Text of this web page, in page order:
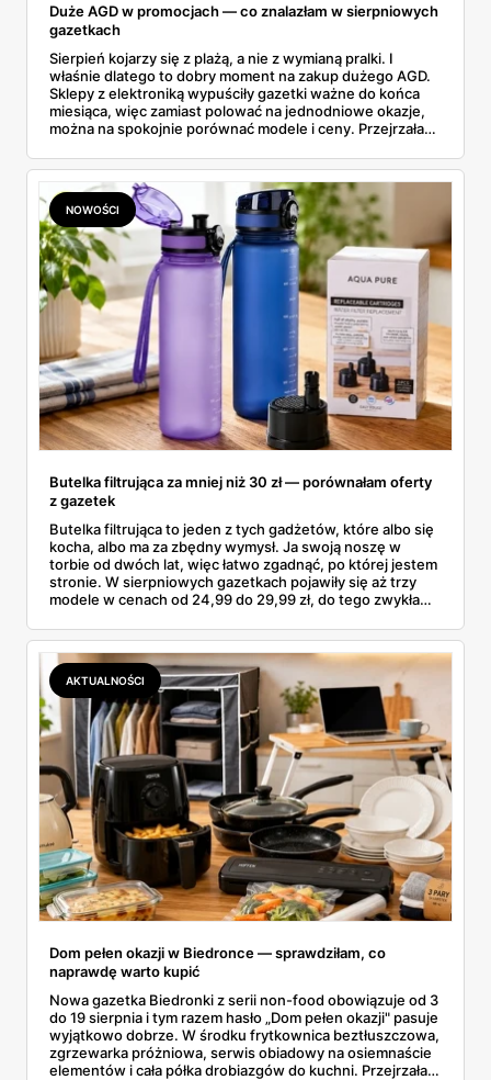
Duże AGD w promocjach — co znalazłam w sierpniowych
gazetkach
Sierpień kojarzy się z plażą, a nie z wymianą pralki. I
właśnie dlatego to dobry moment na zakup dużego AGD.
Sklepy z elektroniką wypuściły gazetki ważne do końca
miesiąca, więc zamiast polować na jednodniowe okazje,
można na spokojnie porównać modele i ceny. Przejrzałam
znalazłam, z cenami i terminami.
NOWOŚCI
Butelka filtrująca za mniej niż 30 zł — porównałam oferty
z gazetek
Butelka filtrująca to jeden z tych gadżetów, które albo się
kocha, albo ma za zbędny wymysł. Ja swoją noszę w
torbie od dwóch lat, więc łatwo zgadnąć, po której jestem
stronie. W sierpniowych gazetkach pojawiły się aż trzy
modele w cenach od 24,99 do 29,99 zł, do tego zwykła
wszystkie oferty i policzyłam, kiedy taki zakup faktycznie
się opłaca.
AKTUALNOŚCI
Dom pełen okazji w Biedronce — sprawdziłam, co
naprawdę warto kupić
Nowa gazetka Biedronki z serii non-food obowiązuje od 3
do 19 sierpnia i tym razem hasło „Dom pełen okazji" pasuje
wyjątkowo dobrze. W środku frytkownica beztłuszczowa,
zgrzewarka próżniowa, serwis obiadowy na osiemnaście
elementów i cała półka drobiazgów do kuchni. Przejrzałam